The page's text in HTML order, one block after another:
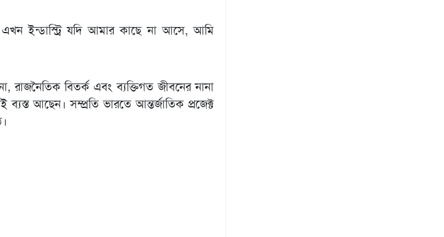
এখন ইন্ডাস্ট্রি যদি আমার কাছে না আসে, আমি
রাজনৈতিক বিতর্ক এবং ব্যক্তিগত জীবনের নানা
আছেন। সম্প্রতি ভারতে আন্তর্জাতিক প্রজেক্ট